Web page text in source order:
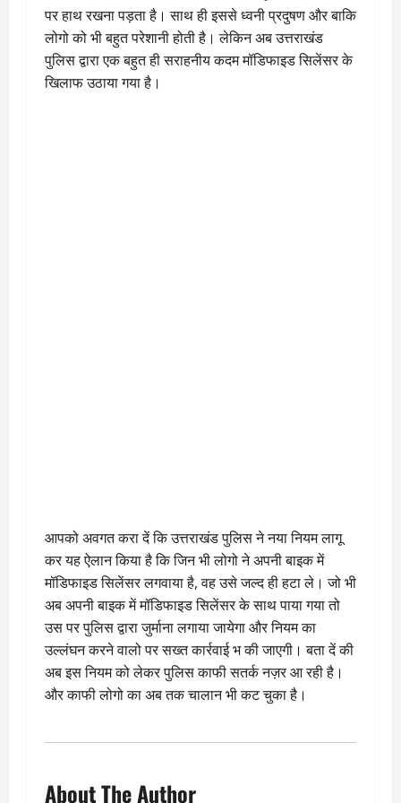
पर हाथ रखना पड़ता है। साथ ही इससे ध्वनी प्रदुषण और बाकि
लोगो को भी बहुत परेशानी होती है। लेकिन अब उत्तराखंड
पुलिस द्वारा एक बहुत ही सराहनीय कदम मॉडिफाइड सिलेंसर के
खिलाफ उठाया गया है।
आपको अवगत करा दें कि उत्तराखंड पुलिस ने नया नियम लागू
कर यह ऐलान किया है कि जिन भी लोगो ने अपनी बाइक में
मॉडिफाइड सिलेंसर लगवाया है, वह उसे जल्द ही हटा ले। जो भी
अब अपनी बाइक में मॉडिफाइड सिलेंसर के साथ पाया गया तो
उस पर पुलिस द्वारा जुर्माना लगाया जायेगा और नियम का
उल्लंघन करने वालो पर सख्त कार्रवाई भ की जाएगी। बता दें की
अब इस नियम को लेकर पुलिस काफी सतर्क नज़र आ रही है।
और काफी लोगो का अब तक चालान भी कट चुका है।
About The Author